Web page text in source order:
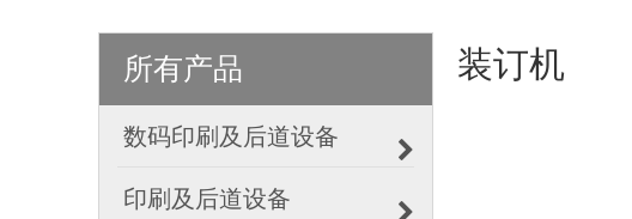
所有产品
数码印刷及后道设备
印刷及后道设备
装订机